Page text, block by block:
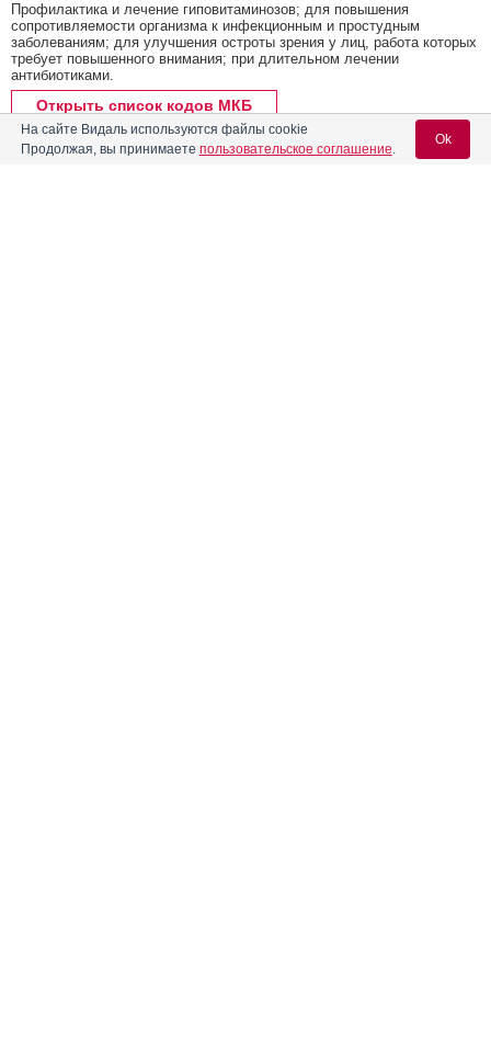
Профилактика и лечение гиповитаминозов; для повышения
сопротивляемости организма к инфекционным и простудным
заболеваниям; для улучшения остроты зрения у лиц, работа которых
требует повышенного внимания; при длительном лечении
антибиотиками.
Открыть список кодов МКБ
Реклама. ООО «Изварино Фарма»,
На сайте Видаль используются файлы cookie
Продолжая, вы принимаете пользовательское соглашение.
Ok